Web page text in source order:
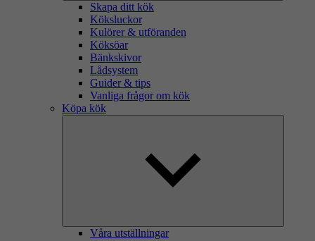
Skapa ditt kök
Köksluckor
Kulörer & utföranden
Köksöar
Bänkskivor
Lådsystem
Guider & tips
Vanliga frågor om kök
Köpa kök
Våra utställningar